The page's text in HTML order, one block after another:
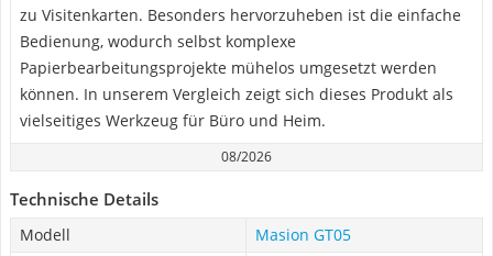
zu Visitenkarten. Besonders hervorzuheben ist die einfache
Bedienung, wodurch selbst komplexe
Papierbearbeitungsprojekte mühelos umgesetzt werden
können. In unserem Vergleich zeigt sich dieses Produkt als
vielseitiges Werkzeug für Büro und Heim.
08/2026
Technische Details
Modell Masion GT05